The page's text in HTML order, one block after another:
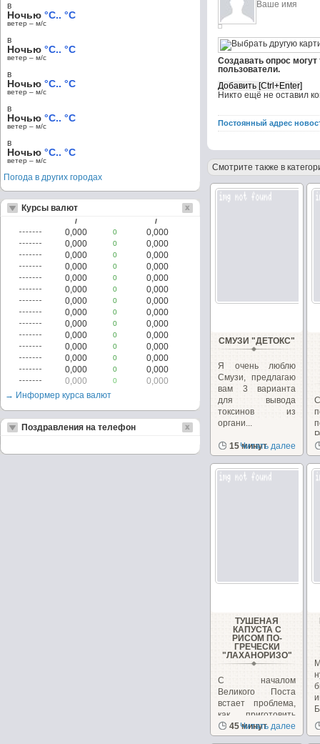
Создавать опрос
пользователи.
Никто ещё не оставил
Постоянный адрес
Смотрите также в
СМУЗИ "ДЕТОКС"
Я очень люблю
Смузи, предлагаю
вам 3 варианта
для вывода
токсинов из
органи...
15 минут
Читать далее
ТУШЕНАЯ
КАПУСТА С
РИСОМ ПО-
ГРЕЧЕСКИ
"ЛАХАНОРИЗО"
С началом
Великого Поста
встает проблема,
как приготовить
вкусные и
питательные...
45 минут
Читать далее
в
Ночью °C.. °C
ветер – м/c
в
Ночью °C.. °C
ветер – м/c
в
Ночью °C.. °C
ветер – м/c
в
Ночью °C.. °C
ветер – м/c
в
Ночью °C.. °C
ветер – м/c
Погода в других городах
Курсы валют
/ /
0,000 0
0,000
0,000
0
0,000
0,000
0
0,000
0,000
0
0,000
0,000
0
0,000
0,000
0
0,000
0,000
0
0,000
0,000
0
0,000
0,000
0
0,000
0,000
0
0,000
0,000
0
0,000
0,000
0
0,000
0,000
0
0,000
0,000
0
0,000
→ Информер курса валют
Поздравления на телефон